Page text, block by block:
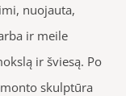
nuojauta,
ir meile
ir šviesą. Po
skulptūra